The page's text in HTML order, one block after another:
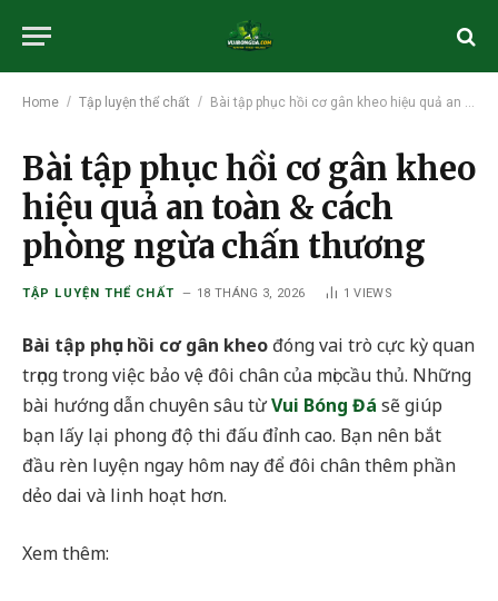
Home / Tập luyện thể chất / Bài tập phục hồi cơ gân kheo hiệu quả an toàn & cách phòng ngừa chấn thương
Bài tập phục hồi cơ gân kheo
hiệu quả an toàn & cách
phòng ngừa chấn thương
TẬP LUYỆN THỂ CHẤT 18 THÁNG 3, 2026 1VIEWS
Bài tập phục hồi cơ gân kheo đóng vai trò cực kỳ quan
trọng trong việc bảo vệ đôi chân của mọi cầu thủ. Những
bài hướng dẫn chuyên sâu từVui Bóng Đá sẽ giúp
bạn lấy lại phong độ thi đấu đỉnh cao. Bạn nên bắt
đầu rèn luyện ngay hôm nay để đôi chân thêm phần
dẻo dai và linh hoạt hơn.
Xem thêm: